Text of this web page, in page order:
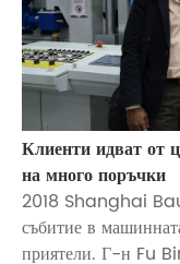
Клиенти идват от
на много поръчки
2018 Shanghai
събитие в
приятели. Г-н Fu